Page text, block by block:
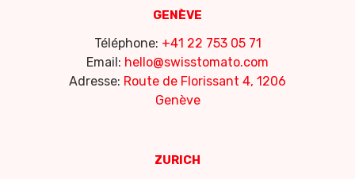
GENÈVE
Téléphone: +41 22 753 05 71
Email: hello@swisstomato.com
Adresse: Route de Florissant 4, 1206
Genève
ZURICH